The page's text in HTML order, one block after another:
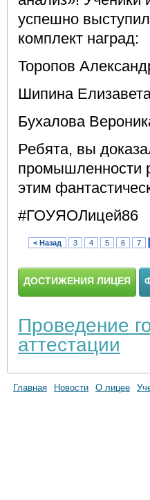
успешно
комплект наград:
Торопов
Шипина
Бухалова
Ребята, вы
промышленности
этим
#ГОУЯОЛицей86
< Назад 3 4 5 6 7
ДОСТИЖЕНИЯ ЛИЦЕЯ
Проведение
аттестации
Главная Новости О лицее